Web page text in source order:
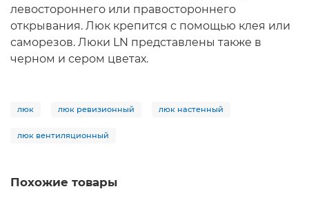
левостороннего или правостороннего
открывания. Люк крепится с помощью клея или
саморезов. Люки LN представлены также в
черном и сером цветах.
люк люк ревизионный люк настенный
люк вентиляционный
Похожие товары